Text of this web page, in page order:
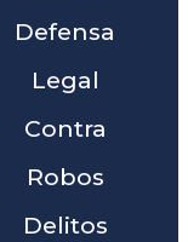
Defensa
Legal
Contra
Robos
Delitos